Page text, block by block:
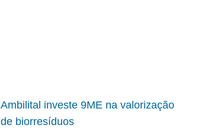
Ambilital investe 9ME na valorização
de biorresíduos